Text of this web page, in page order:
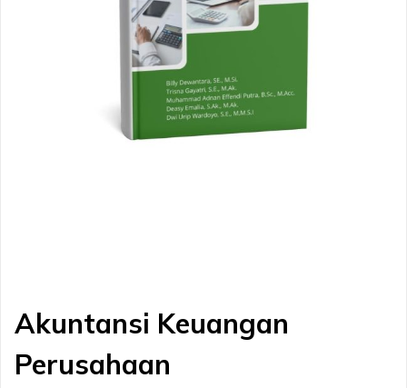
Akuntansi Keuangan
Perusahaan